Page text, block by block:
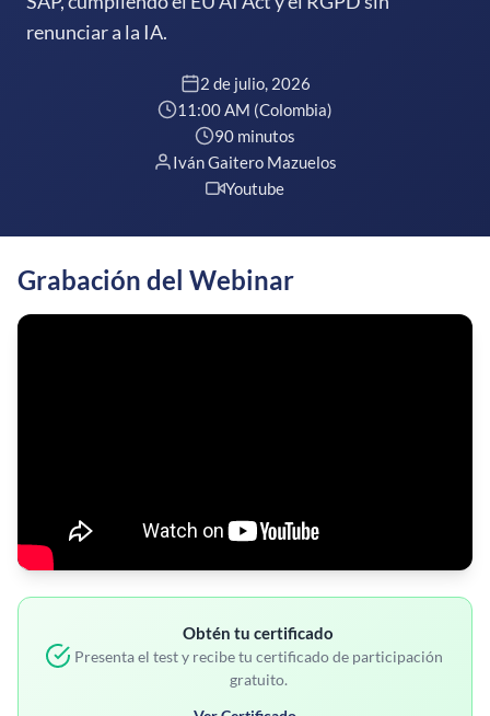
renunciar a la IA.
2 de julio, 2026
11:00 AM (Colombia)
90 minutos
Iván Gaitero Mazuelos
Youtube
Grabación del Webinar
Obtén tu certificado
Presenta el test y recibe tu certificado de participación
gratuito.